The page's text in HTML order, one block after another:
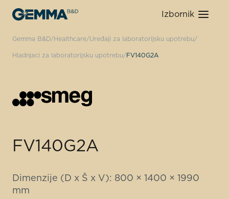
Izbornik
Gemma B&D Healthcare Uređaji za laboratorijsku upotrebu
Hladnjaci za laboratorijsku upotrebu FV140G2A
FV140G2A
Dimenzije (D x Š x V): 800 × 1400 × 1990
mm